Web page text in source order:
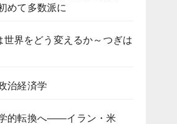
めて多数派に
世界をどう変えるか～つぎは
治経済学
的転換へ――イラン・米